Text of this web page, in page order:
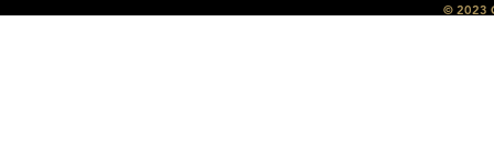
​© 2023